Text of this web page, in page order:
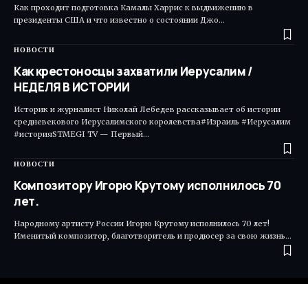
Как проходит подготовка Камалы Харрис к выдвижению в
президенты США и что известно о состоянии Джо…
НОВОСТИ
Как крестоносцы захватили Иерусалим /
НЕДЕЛЯ В ИСТОРИИ
Историк и журналист Николай Лебедев рассказывает об истории
средневекового Иерусалимского королевства#Израиль #Иерусалим
#историяSTMEGI TV — Первый…
НОВОСТИ
Композитору Игорю Крутому исполнилось 70
лет.
Народному артисту России Игорю Крутому исполнилось 70 лет!
Именитый композитор, благотворитель и продюсер за свою жизнь…